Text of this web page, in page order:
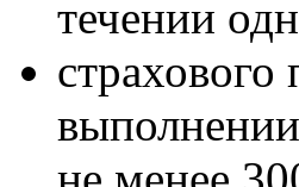
течении
страхового
выполнении